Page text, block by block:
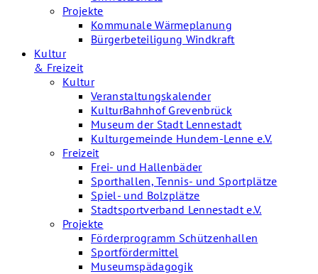
Projekte
Kommunale Wärmeplanung
Bürgerbeteiligung Windkraft
Kultur
& Freizeit
Kultur
Veranstaltungskalender
KulturBahnhof Grevenbrück
Museum der Stadt Lennestadt
Kulturgemeinde Hundem-Lenne e.V.
Freizeit
Frei- und Hallenbäder
Sporthallen, Tennis- und Sportplätze
Spiel- und Bolzplätze
Stadtsportverband Lennestadt e.V.
Projekte
Förderprogramm Schützenhallen
Sportfördermittel
Museumspädagogik